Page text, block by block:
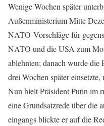
Wenige Wochen später
Außenministerium Mitte
NATO Vorschläge für
NATO und die USA zum
ablehnten; danach wurde
drei Wochen später
Nun hielt Präsident Putin im
eine Grundsatzrede über die
eingangs blickte er auf die